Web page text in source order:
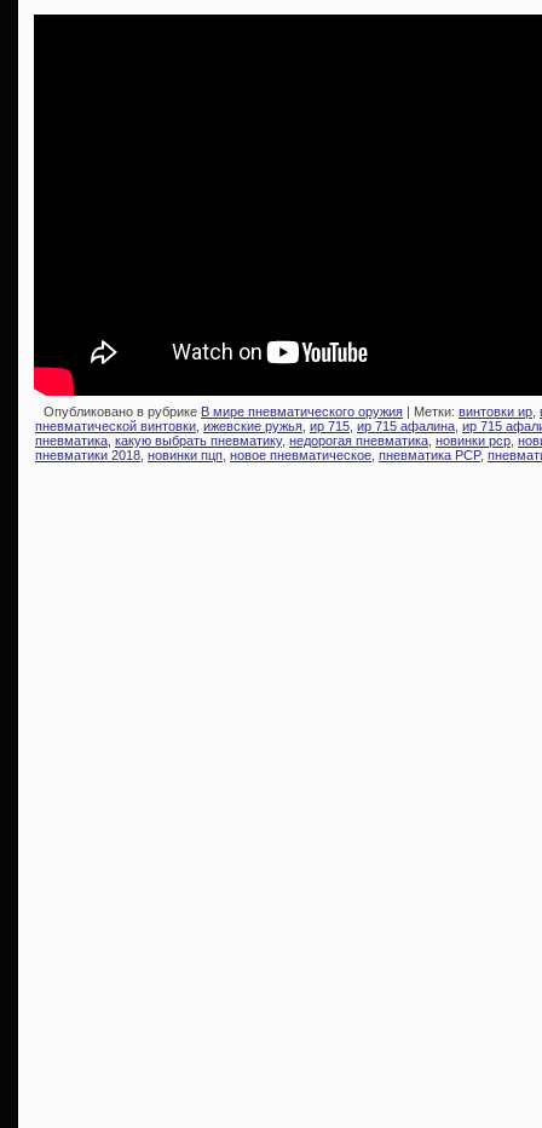
Опубликовано в рубрике В мире пневматического оружия | Метки: винтовки ир
пневматической винтовки ижевские ружья ир 715 ир 715 афалина ир 715
пневматика какую выбрать пневматику, недорогая пневматика новинки pcp
пневматики 2018 новинки пцп новое пневматическое пневматика PCP,